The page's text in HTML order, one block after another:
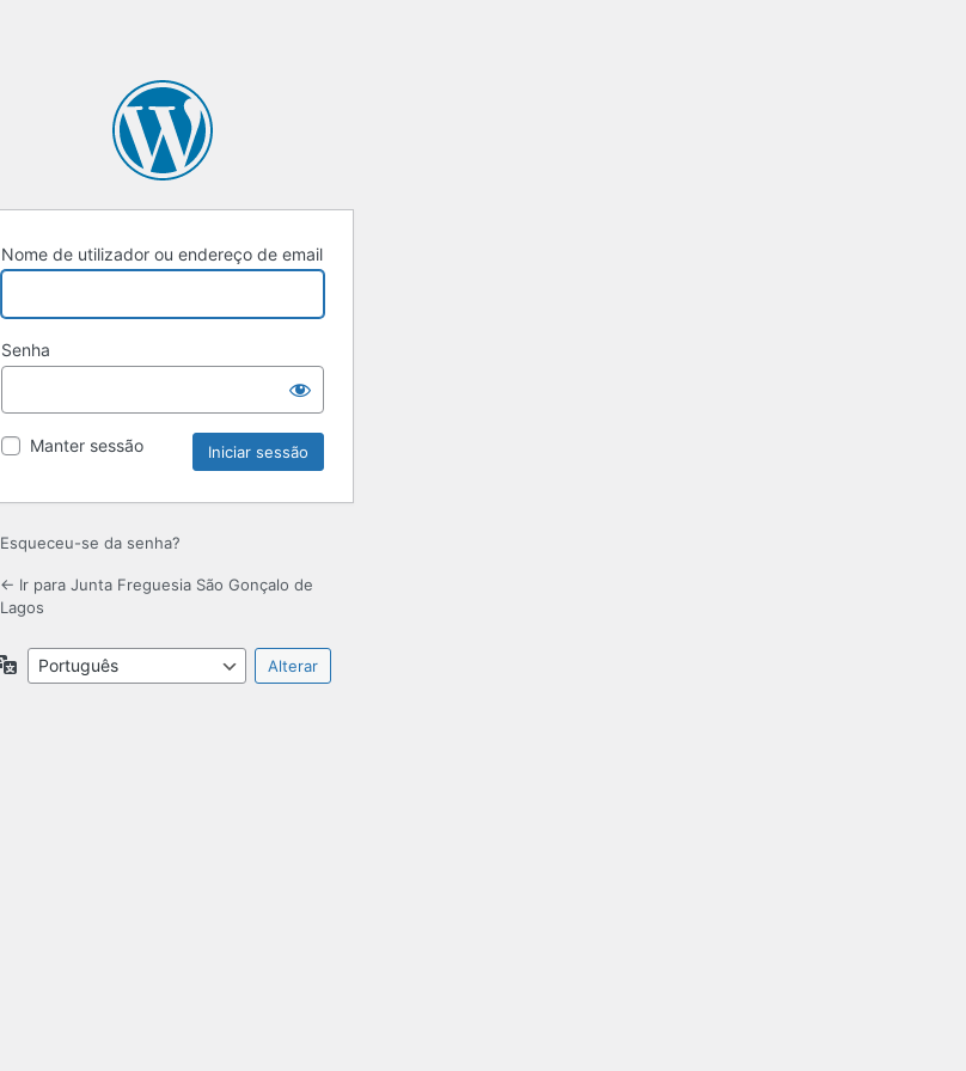
Nome de utilizador ou endereço de email
Senha
Manter sessão
Esqueceu-se da senha?
← Ir para Junta Freguesia São Gonçalo de
Lagos
Idioma